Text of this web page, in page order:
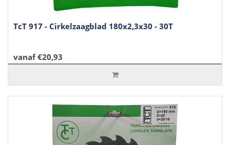
TcT 917 - Cirkelzaagblad 180x2,3x30 - 30T
vanaf €20,93